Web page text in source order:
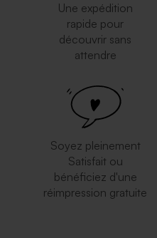
Une expédition
rapide pour
découvrir sans
attendre
Soyez pleinement
Satisfait ou
bénéficiez d'une
réimpression gratuite